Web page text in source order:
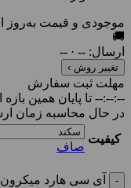
موجودی و قیمت به‌روز
🚚
ارسال: --
·
--
تغییر روش ›
مهلت ثبت سفارش
--:--:-- تا پایان همین
در حال محاسبه زمان
کیفیت
صاف
آی سی هارد میکرون JZ053 عدد